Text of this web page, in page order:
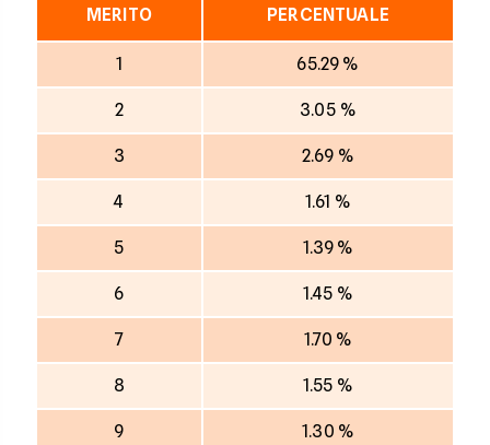
MERITO
PERCENTUALE
1 65.29 %
2 3.05 %
3 2.69 %
4 1.61 %
5 1.39 %
6 1.45 %
7 1.70 %
8 1.55 %
9 1.30 %